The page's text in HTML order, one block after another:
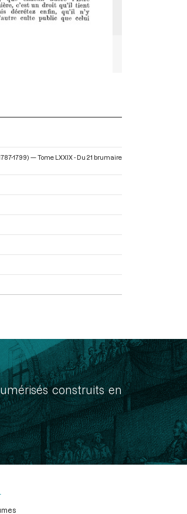
1799) — Tome LXXIX - Du 21 brumaire
construits en